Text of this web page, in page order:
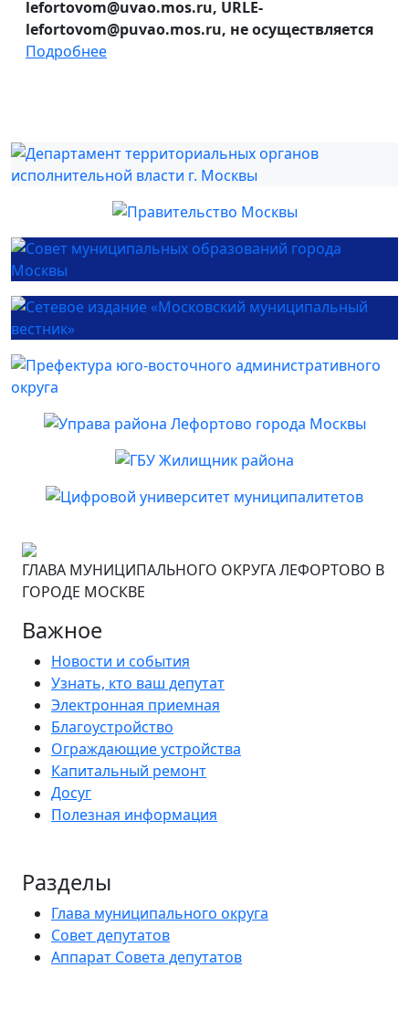
lefortovom@uvao.mos.ru, URLE-
lefortovom@puvao.mos.ru, не осуществляется
Подробнее
ГЛАВА МУНИЦИПАЛЬНОГО ОКРУГА ЛЕФОРТОВО В
ГОРОДЕ МОСКВЕ
Важное
Новости и события
Узнать, кто ваш депутат
Электронная приемная
Благоустройство
Ограждающие устройства
Капитальный ремонт
Досуг
Полезная информация
Разделы
Глава муниципального округа
Совет депутатов
Аппарат Совета депутатов